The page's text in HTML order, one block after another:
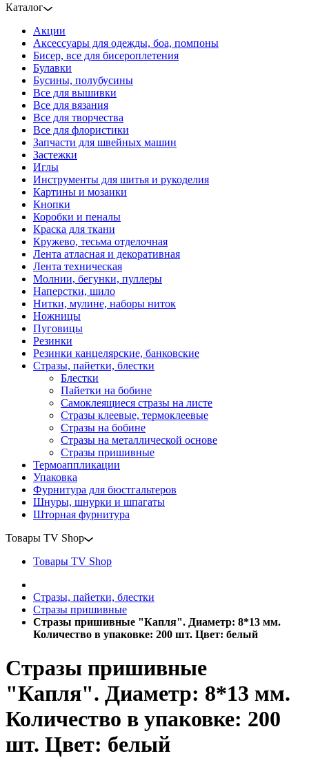
Каталог
Акции
Аксессуары для одежды, боа, помпоны
Бисер, все для бисероплетения
Булавки
Бусины, полубусины
Все для вышивки
Все для вязания
Все для творчества
Все для флористики
Запчасти для швейных машин
Застежки
Иглы
Инструменты для шитья и рукоделия
Картины и мозаики
Кнопки
Коробки и пеналы
Краска для ткани
Кружево, тесьма отделочная
Лента атласная и декоративная
Лента техническая
Молнии, бегунки, пуллеры
Наперстки, шило
Нитки, мулине, наборы ниток
Ножницы
Пуговицы
Резинки
Резинки канцелярские, банковские
Стразы, пайетки, блестки
Блестки
Пайетки на бобине
Самоклеящиеся стразы на листе
Стразы клеевые, термоклеевые
Стразы на бобине
Стразы на металлической основе
Стразы пришивные
Термоаппликации
Упаковка
Фурнитура для бюстгальтеров
Шнуры, шнурки и шпагаты
Шторная фурнитура
Товары TV Shop
Товары TV Shop
Стразы, пайетки, блестки
Стразы пришивные
Стразы пришивные "Капля". Диаметр: 8*13 мм.
Количество в упаковке: 200 шт. Цвет: белый
Стразы пришивные
"Капля". Диаметр: 8*13 мм.
Количество в упаковке: 200
шт. Цвет: белый